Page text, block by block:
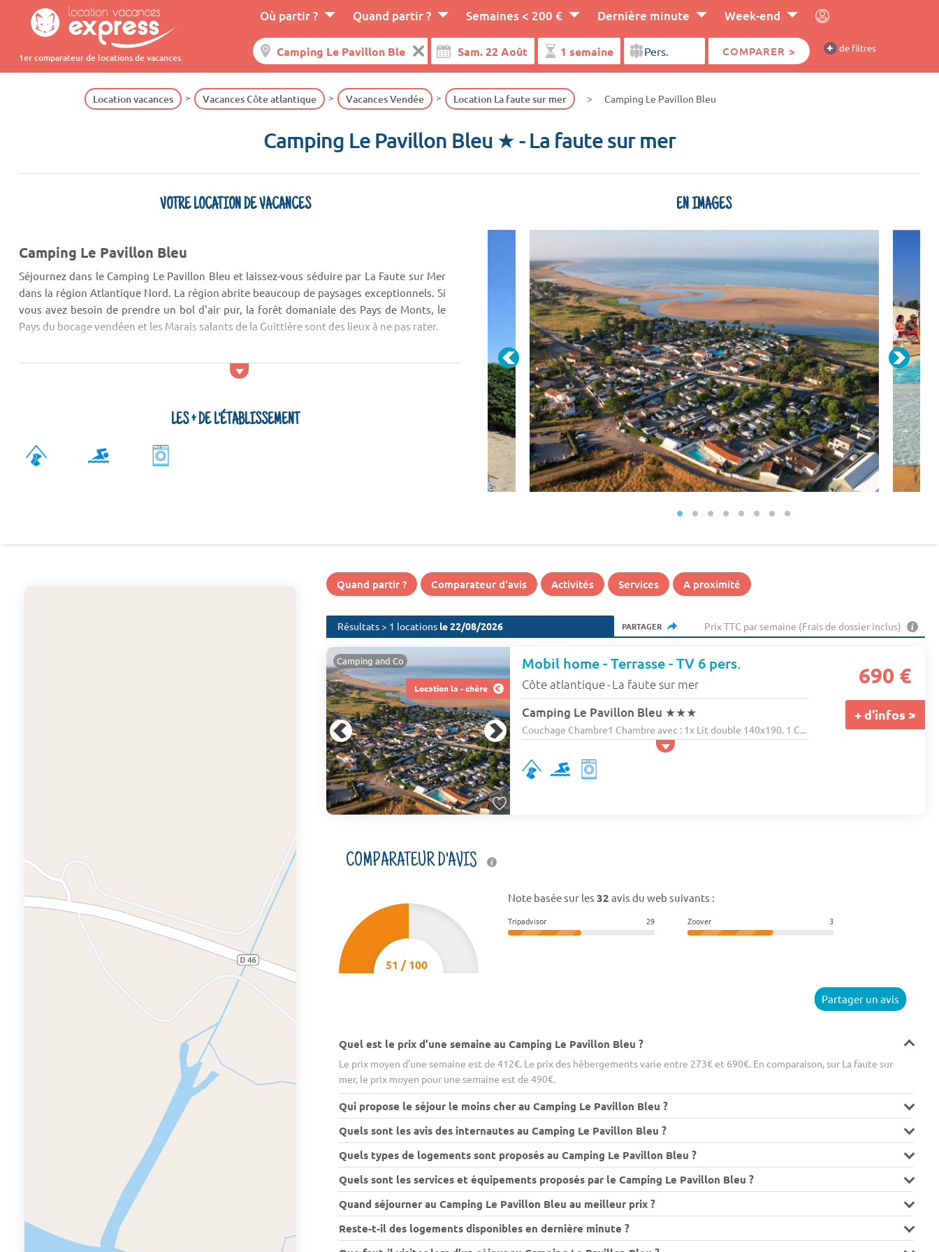
1er comparateur de locations de vacances
Où partir ? Quand partir ? Semaines < 200 € Dernière minute Week-end
COMPARER > + de filtres
Location vacances Vacances Côte atlantique Vacances Vendée Location La faute sur mer Camping Le Pavillon Bleu
Camping Le Pavillon Bleu ★- La faute sur mer
VOTRE LOCATION DE VACANCES
Camping Le Pavillon Bleu
Séjournez dans le Camping Le Pavillon Bleu et laissez-vous séduire par La Faute sur Mer
dans la région Atlantique Nord. La région abrite beaucoup de paysages exceptionnels. Si
vous avez besoin de prendre un bol d'air pur, la forêt domaniale des Pays de Monts, le
Pays du bocage vendéen et les Marais salants de la Guittière sont des lieux à ne pas rater.
Activités et services
Les sportifs pourront jouir d'un terrain de p&eacu...
LES + DE L'ÉTABLISSEMENT
EN IMAGES
Quand partir ? Comparateur d'avis Activités Services A proximité
Résultats > 1 locations le 22/08/2026 PARTAGER Prix TTC par semaine (Frais de dossier inclus)
Location la - chère
Camping and Co Mobil home - Terrasse - TV 6 pers.
Côte atlantique- La faute sur mer
Camping Le Pavillon Bleu ★★★
Couchage Chambre1 Chambre avec : 1x Lit double 140x190. 1 C...
690 €
+ d'infos >
COMPARATEUR D'AVIS
51 /100
Note basée sur les32 avis du web suivants :
Tripadvisor 29 Zoover 3
Partager un avis
Quel est le prix d’une semaine au Camping Le Pavillon Bleu ?
Le prix moyen d’une semaine est de 412€. Le prix des hébergements varie entre 273€ et 690€. En comparaison, sur La faute sur
mer, le prix moyen pour une semaine est de 490€.
Qui propose le séjour le moins cher au Camping Le Pavillon Bleu ?
Quels sont les avis des internautes au Camping Le Pavillon Bleu ?
Quels types de logements sont proposés au Camping Le Pavillon Bleu ?
Quels sont les services et équipements proposés par le Camping Le Pavillon Bleu ?
Quand séjourner au Camping Le Pavillon Bleu au meilleur prix ?
Reste-t-il des logements disponibles en dernière minute ?